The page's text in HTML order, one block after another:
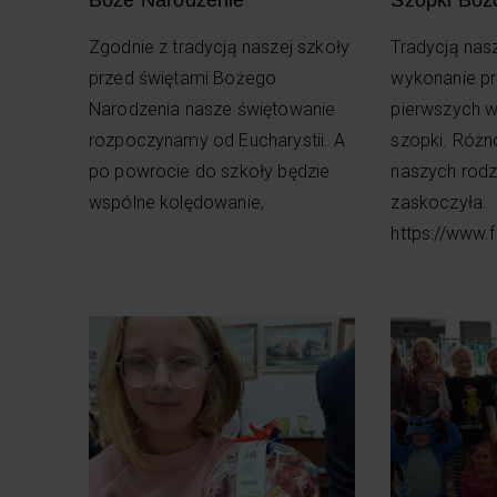
Zgodnie z tradycją naszej szkoły
przed świętami Bożego
Narodzenia nasze świętowanie
rozpoczynamy od Eucharystii. A
po powrocie do szkoły będzie
wspólne kolędowanie,
Tradycją
wykonanie
pierwszych
szopki.
naszych
zaskoczyła.
https://